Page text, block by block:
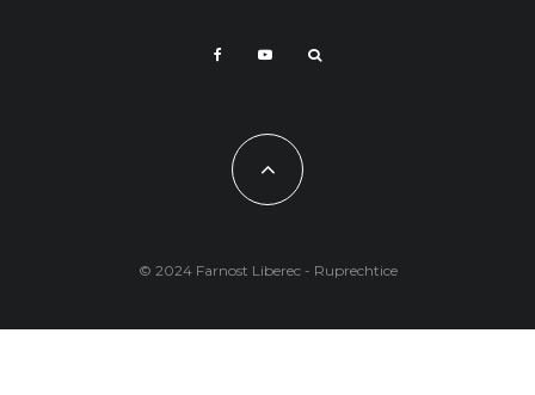
© 2024 Farnost Liberec - Ruprechtice